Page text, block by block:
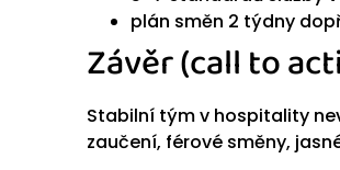
plán směn 2 týdny
Závěr (call to
Stabilní tým v hospitality
zaučení, férové směny,